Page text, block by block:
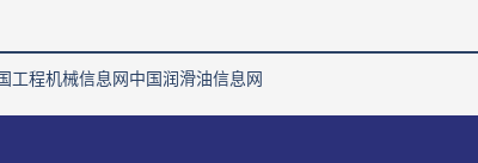
工程机械信息网中国润滑油信息网